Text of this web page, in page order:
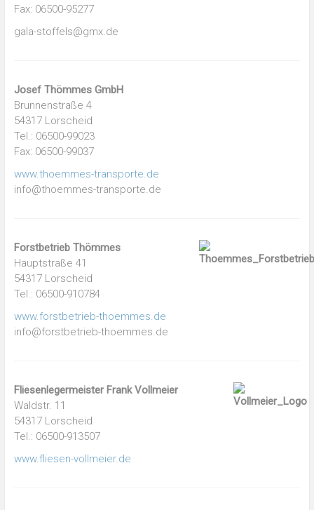
Fax: 06500-95277
gala-stoffels@gmx.de
Josef Thömmes GmbH
Brunnenstraße 4
54317 Lorscheid
Tel.: 06500-99023
Fax: 06500-99037
www.thoemmes-transporte.de
info@thoemmes-transporte.de
Forstbetrieb Thömmes
Hauptstraße 41
54317 Lorscheid
Tel.: 06500-910784
www.forstbetrieb-thoemmes.de
info@forstbetrieb-thoemmes.de
Fliesenlegermeister Frank Vollmeier
Waldstr. 11
54317 Lorscheid
Tel.: 06500-913507
www.fliesen-vollmeier.de